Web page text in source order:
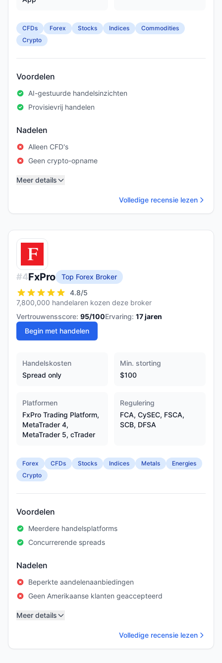
CFDs Forex Stocks Indices
Commodities
Crypto
Voordelen
AI-gestuurde handelsinzichten
Provisievrij handelen
Nadelen
Alleen CFD's
Geen crypto-opname
Meer details
Volledige recensie lezen
#4FxPro
Top Forex Broker
4.8/5
7,800,000 handelaren kozen deze broker
Vertrouwensscore: 95/100Ervaring: 17jaren
Begin met handelen
Handelskosten
Spread only
Min. storting
$100
Platformen
FxPro Trading Platform,
MetaTrader 4,
MetaTrader 5, cTrader
Regulering
FCA, CySEC, FSCA,
SCB, DFSA
Forex CFDs Stocks Indices Metals
Energies
Crypto
Voordelen
Meerdere handelsplatforms
Concurrerende spreads
Nadelen
Beperkte aandelenaanbiedingen
Geen Amerikaanse klanten geaccepteerd
Meer details
Volledige recensie lezen